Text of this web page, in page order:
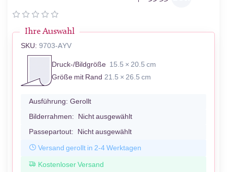
Ihre Auswahl
SKU: 9703-AYV
Druck-/Bildgröße 15.5 × 20.5 cm
Größe mit Rand 21.5 × 26.5 cm
Ausführung: Gerollt
Bilderrahmen: Nicht ausgewählt
Passepartout: Nicht ausgewählt
Versand gerollt in 2-4 Werktagen
Kostenloser Versand